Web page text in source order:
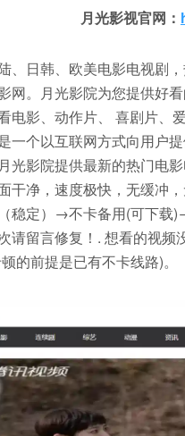
月光影视官网：
、日韩、欧美电影电视剧
网。月光影院为您提供好
电影、动作片、 喜剧片、
一个以互联网方式向用户
光影院提供最新的热门电
干净，速度极快，无缓冲
稳定）→不卡备用(可下
请留言修复！. 想看的视
的前提是已有不卡线路)。